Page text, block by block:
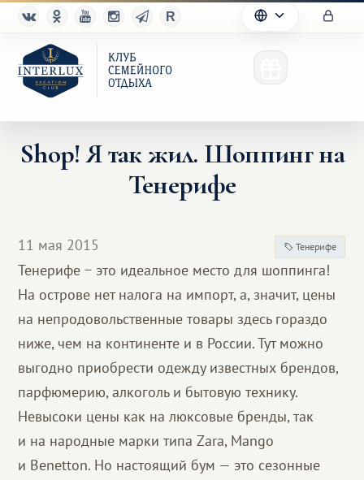
Партнерам
Благотворительность
Shop! Я так жил. Шоппинг на
Тенерифе
11 мая 2015 Тенерифе
Тенерифе − это идеальное место для шоппинга!
На острове нет налога на импорт, а, значит, цены
на непродовольственные товары здесь гораздо
ниже, чем на континенте и в России. Тут можно
выгодно приобрести одежду известных брендов,
парфюмерию, алкоголь и бытовую технику.
Невысоки цены как на люксовые бренды, так
и на народные марки типа Zara, Mango
и Benetton. Но настоящий бум — это сезонные